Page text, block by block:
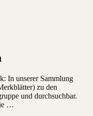
In unserer Sammlung
zu den
und durchsuchbar.
…